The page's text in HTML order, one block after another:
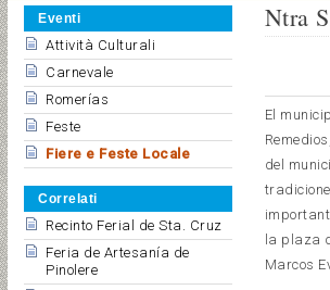
Eventi
Attività Culturali
Carnevale
Romerías
Feste
Fiere e Feste Locale
Correlati
Recinto Ferial de Sta. Cruz
Feria de Artesanía de
Pinolere
Ntra
El
del
la plaza
Marcos